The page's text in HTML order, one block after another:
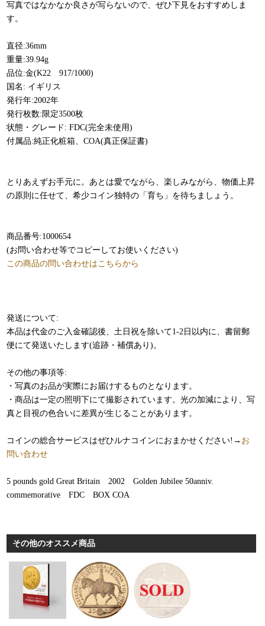
写真ではなかなか良さが写らないので、ぜひ下見をおすすめしま
す。
直径:36mm
重量:39.94g
品位:金(K22 917/1000)
国名: イギリス
発行年:2002年
発行枚数:限定3500枚
状態・グレード: FDC(完全未使用)
付属品:純正化粧箱、COA(真正保証書)
とりあえずお手元に。あとは愛でながら、楽しみながら、物価上昇
の原則に任せて、希少コイン独特の「育ち」を待ちましょう。
商品番号:1000654
(お問い合わせ等でコピーしてお使いください)
この商品の問い合わせはこちらから
発送について:
本品は代金のご入金確認後、土日祝を除いて1-2日以内に、書留郵
便にて発送いたします(追跡・補償あり)。
その他の事項等:
・写真のお品が実際にお届けするものとなります。
・商品は一定の照明下にて撮影されています。光の加減により、写
真と目視の色合いに差異が生じることがあります。
コインの総合サービスはぜひルナコインにおまかせください!→ お
問い合わせ
5 pounds gold Great Britain 2002 Golden Jubilee 50anniv.
commemorative FDC BOX COA
その他のオススメ商品